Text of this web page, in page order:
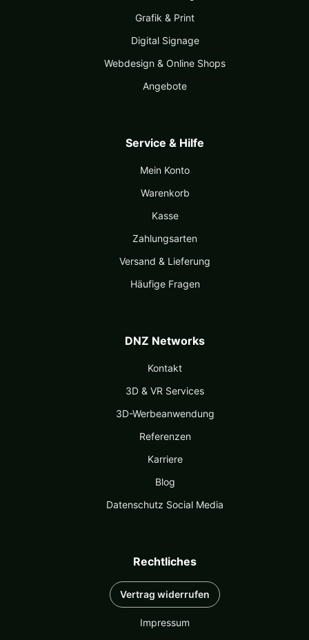
Grafik & Print
Digital Signage
Webdesign & Online Shops
Angebote
Service & Hilfe
Mein Konto
Warenkorb
Kasse
Zahlungsarten
Versand & Lieferung
Häufige Fragen
DNZ Networks
Kontakt
3D & VR Services
3D-Werbeanwendung
Referenzen
Karriere
Blog
Datenschutz Social Media
Rechtliches
Vertrag widerrufen
Impressum